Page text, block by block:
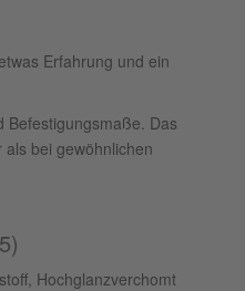
Erfahrung und ein
. Das
bei gewöhnlichen
Hochglanzverchomt